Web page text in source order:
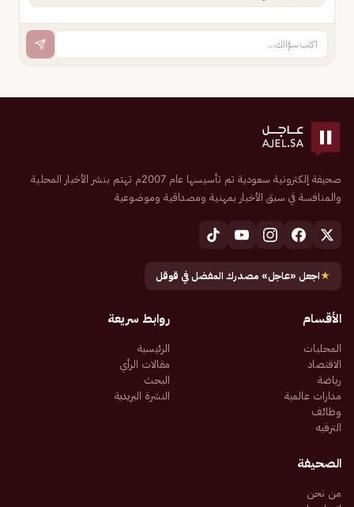
صحيفة إلكترونية سعودية تم تأسيسها عام 2007م تهتم بنشر الأخبار المحلية
والمنافسة في سبق الأخبار بمهنية ومصداقية وموضوعية
★اجعل «عاجل» مصدرك المفضل في قوقل
الأقسام
المحليات
الاقتصاد
رياضة
مدارات عالمية
وظائف
الترفيه
روابط سريعة
الرئيسية
مقالات الرأي
البحث
النشرة البريدية
الصحيفة
من نحن